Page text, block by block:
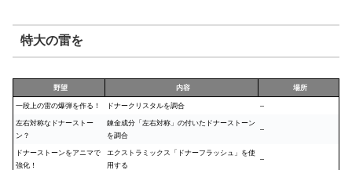
特大の雷を
野望 内容 場所
一段上の雷の爆弾を作る！ ドナークリスタルを調合 –
左右対称なドナーストー
ン？
錬金成分「左右対称」の付いたドナーストーン
を調合
–
ドナーストーンをアニマで
強化！
エクストラミックス「ドナーフラッシュ」を使
用する
–